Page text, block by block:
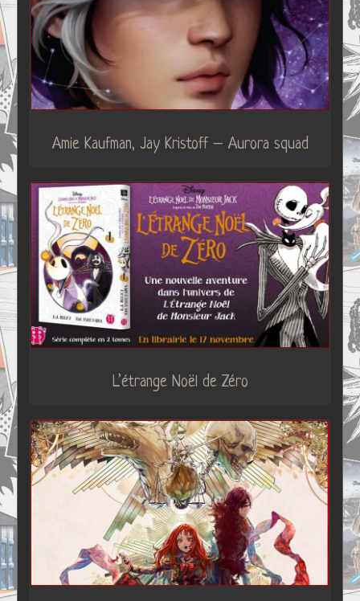
Amie Kaufman, Jay Kristoff – Aurora squad
L’étrange Noël de Zéro